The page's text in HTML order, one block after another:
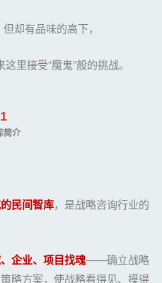
却有品味的高下，
这里接受“魔鬼”般的挑战。
1
简介
民间智库，是战略咨询行业的
企业、项目找魂——确立战略
略方案，使战略看得见、摸得